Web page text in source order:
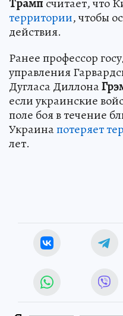
территории, чтобы
действия.
Ранее профессор
управления
Дугласа Диллона
если украинские
поле боя в течение
Украинапотеряет
лет.